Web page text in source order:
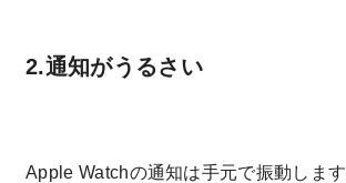
2.通知がうるさい
Apple Watchの通知は手元で振動します